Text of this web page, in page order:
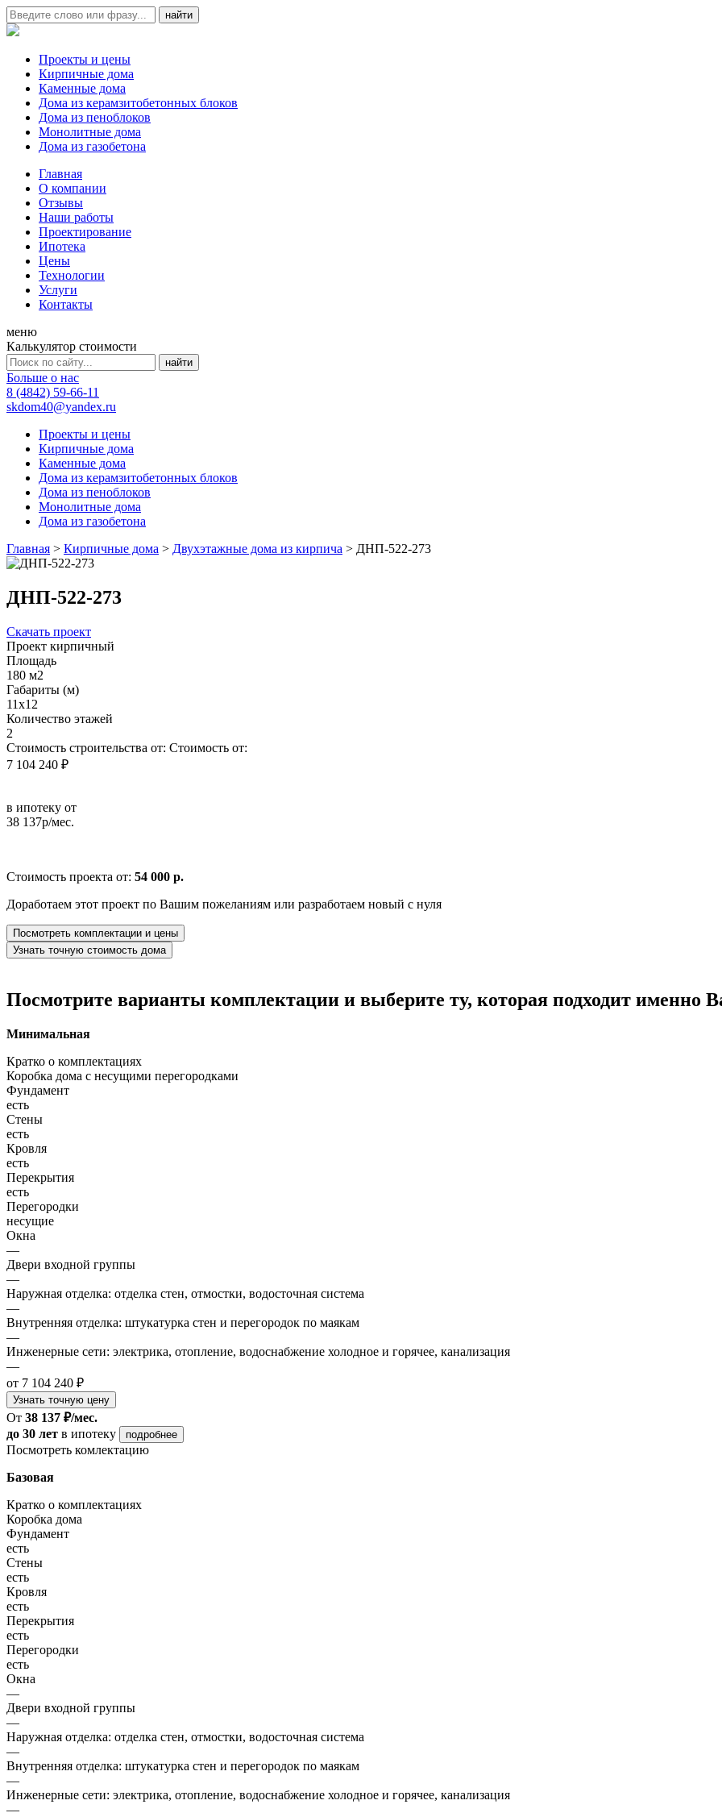
Проекты и цены
Кирпичные дома
Каменные дома
Дома из керамзитобетонных блоков
Дома из пеноблоков
Монолитные дома
Дома из газобетона
Главная
О компании
Отзывы
Наши работы
Проектирование
Ипотека
Цены
Технологии
Услуги
Контакты
меню
Калькулятор стоимости
Больше о нас
8 (4842) 59-66-11
skdom40@yandex.ru
Проекты и цены
Кирпичные дома
Каменные дома
Дома из керамзитобетонных блоков
Дома из пеноблоков
Монолитные дома
Дома из газобетона
Главная > Кирпичные дома > Двухэтажные дома из кирпича > ДНП-522-273
ДНП-522-273
Скачать проект
Проект кирпичный
Площадь
180 м2
Габариты (м)
11x12
Количество этажей
2
Стоимость строительства от: Стоимость от:
7 104 240 ₽
в ипотеку от
38 137р/мес.
Стоимость проекта от: 54 000 р.
Доработаем этот проект по Вашим пожеланиям или разработаем новый с нуля
Посмотреть комплектации и цены
Узнать точную стоимость дома
Посмотрите варианты комплектации и выберите ту, которая подходит именно
Минимальная
Кратко о комплектациях
Коробка дома с несущими перегородками
Фундамент
есть
Стены
есть
Кровля
есть
Перекрытия
есть
Перегородки
несущие
Окна
—
Двери входной группы
—
Наружная отделка: отделка стен, отмостки, водосточная система
—
Внутренняя отделка: штукатурка стен и перегородок по маякам
—
Инженерные сети: электрика, отопление, водоснабжение холодное и горячее, канализация
—
от 7 104 240 ₽
Узнать точную цену
От 38 137 ₽/мес.
до 30 лет в ипотеку подробнее
Посмотреть комлектацию
Базовая
Кратко о комплектациях
Коробка дома
Фундамент
есть
Стены
есть
Кровля
есть
Перекрытия
есть
Перегородки
есть
Окна
—
Двери входной группы
—
Наружная отделка: отделка стен, отмостки, водосточная система
—
Внутренняя отделка: штукатурка стен и перегородок по маякам
—
Инженерные сети: электрика, отопление, водоснабжение холодное и горячее, канализация
—